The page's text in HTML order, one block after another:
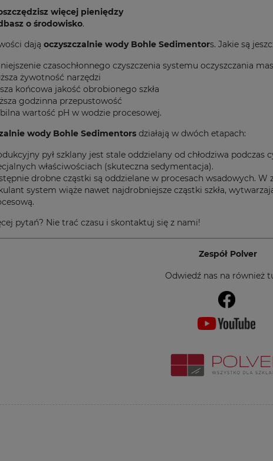
więcej pieniędzy
o środowisko.
dają oczyszczalnie wody Bohle Sedimentors. Jakie są
czasochłonnego czyszczenia systemu oczyszczania
żywotność narzędzi
końcowa jakość obrobionego szkła
godzinna przepustowość
wartość pH w wodzie procesowej.
wody Bohle Sedimentors działają w dwóch etapach:
pył szklany jest stale oddzielany od chłodziwa
właściwościach (skuteczna sedymentacja).
drobne cząstki są oddzielane w procesach wsadowych.
system wiąże nawet najdrobniejsze cząstki szkła,
pytań? Nie trać czasu i skontaktuj się z nami!
Zespół Polver
Odwiedź nas na również